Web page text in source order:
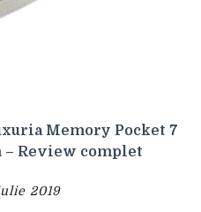
Memory Pocket 7
– Review complet
2019